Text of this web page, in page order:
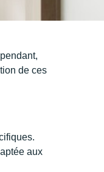
de ces
aux